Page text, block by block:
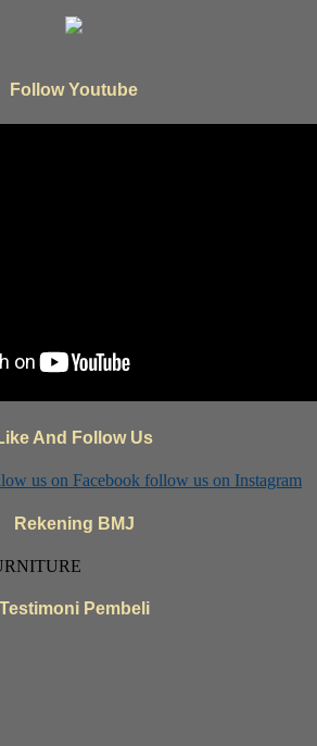
Follow Youtube
And Follow Us
us on Facebook follow us on Instagram
Rekening BMJ
Testimoni Pembeli